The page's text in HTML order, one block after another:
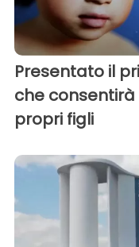
Presentato il
che
propri figli